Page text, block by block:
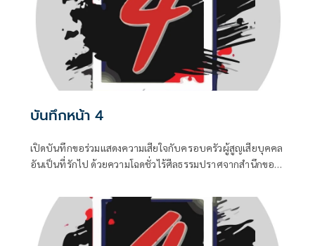
บันทึกหน้า 4
เปิดบันทึกขอร่วมแสดงความเสียใจกับครอบครัวผู้สูญเสียบุคคล
อันเป็นที่รักไป ด้วยความโฉดชั่วไร้ศีลธรรมปราศจากสำนึกของ